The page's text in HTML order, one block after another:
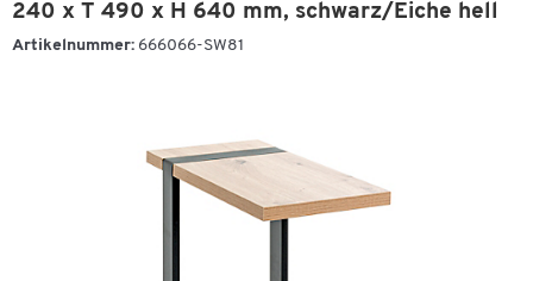
240 x T 490 x H 640 mm, schwarz/Eiche hell
Artikelnummer: 666066-SW81